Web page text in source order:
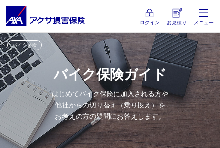
ログイン お見積り メニュー
バイク保険
バイク保険ガイド
はじめてバイク保険に加入される方や
他社からの切り替え（乗り換え）を
お考えの方の疑問にお答えします。